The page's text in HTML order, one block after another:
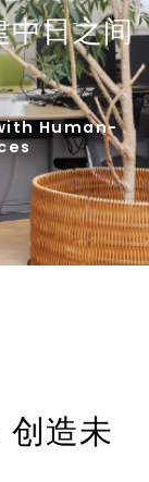
中日之间
Human-
创造未